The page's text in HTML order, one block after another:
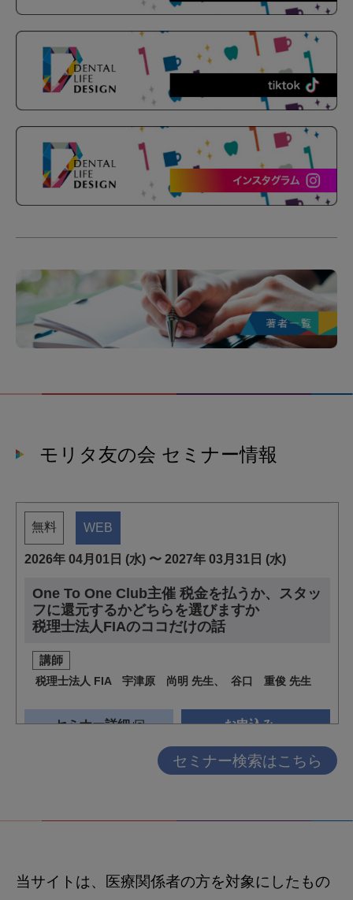
モリタ友の会 セミナー情報
セミナー検索はこちら
当サイトは、医療関係者の方を対象にしたもの